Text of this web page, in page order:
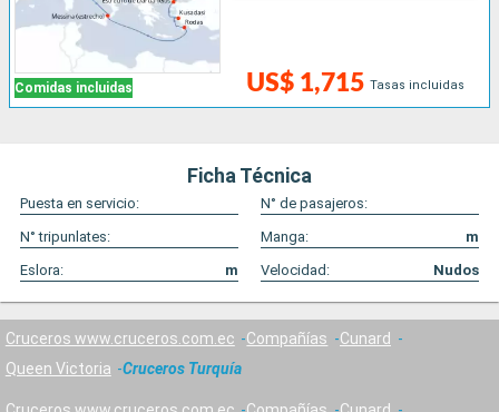
Comidas incluidas US$ 1,715 Tasas incluidas
Ficha Técnica
Puesta en servicio:
N° de pasajeros:
N° tripunlates:
Manga:
m
Eslora:
m Velocidad: Nudos
Cruceros www.cruceros.com.ec Compañías
Cunard
Queen Victoria
Cruceros Turquía